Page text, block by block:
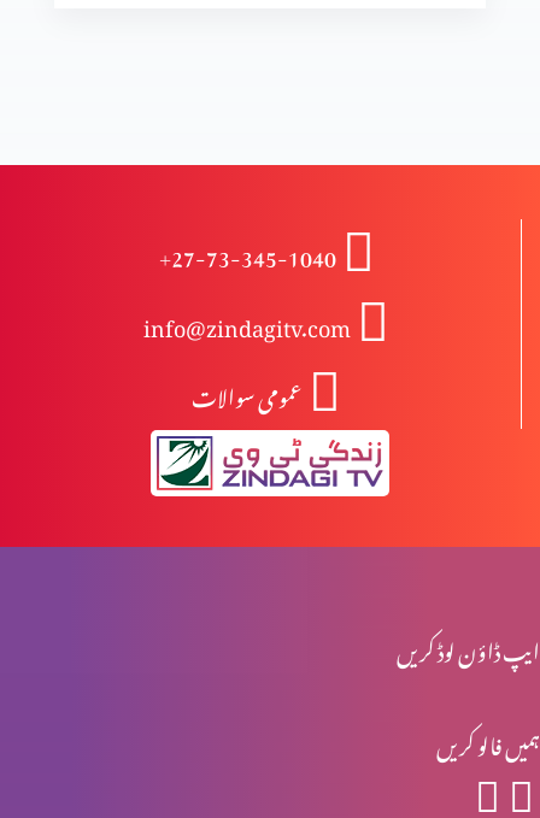
انبیاء و بزرگ – حزقی ایل (حصہ 2)
انبیا ءو بزرگ – حزقی ایل
انبیا ءو بزرگ – یرمیاہ (حصہ 2)
+27-73-345-1040
info@zindagitv.com
عمومی سوالات
ایپ ڈاؤن لوڈ کریں
ہمیں فالو کریں